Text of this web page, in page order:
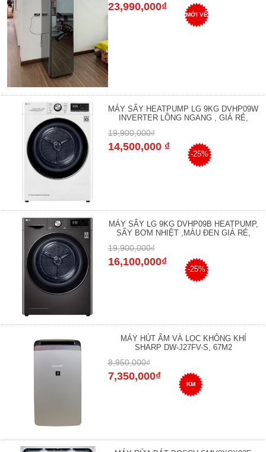
23,990,000₫
MỚI VỀ
MÁY SẤY HEATPUMP LG 9KG DVHP09W
INVERTER LỒNG NGANG , GIÁ RẺ,
19,900,000₫
14,500,000 ₫
-25%
MÁY SẤY LG 9KG DVHP09B HEATPUMP,
SẤY BƠM NHIỆT ,MÀU ĐEN GIÁ RẺ,
19,900,000₫
16,100,000₫
-25%
MÁY HÚT ẨM VÀ LỌC KHÔNG KHÍ
SHARP DW-J27FV-S, 67M2
8,950,000₫
7,350,000₫
KM